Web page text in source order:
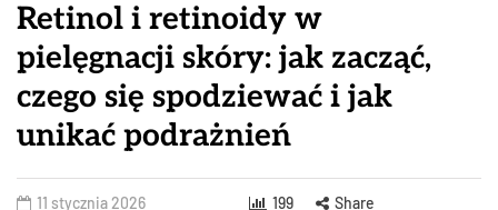
Retinol i retinoidy w
pielęgnacji skóry: jak zacząć,
czego się spodziewać i jak
unikać podrażnień
11 stycznia 2026 199 Share